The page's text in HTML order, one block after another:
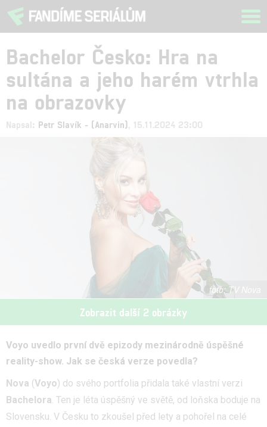
Bachelor Česko: Hra na
sultána a jeho harém vtrhla
na obrazovky
Napsal: Petr Slavík - (Anarvin) , 15.11.2024 23:00
TV Nova
Zobrazit další 2 obrázky
Voyo uvedlo první dvě epizody mezinárodně úspěšné
reality-show. Jak se česká verze povedla?
Nova (Voyo) do svého portfolia přidala také vlastní verzi
Bachelora. Ten je léta úspěšný ve světě, od loňska boduje na
Slovensku. V Česku to zkoušel před lety a pohořel na celé